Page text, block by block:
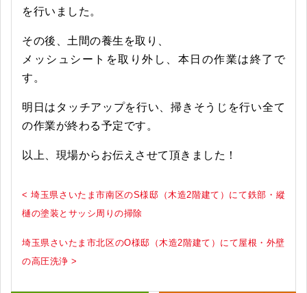
を行いました。
その後、土間の養生を取り、
メッシュシートを取り外し、本日の作業は終了で
す。
明日はタッチアップを行い、掃きそうじを行い全て
の作業が終わる予定です。
以上、現場からお伝えさせて頂きました！
< 埼玉県さいたま市南区のS様邸（木造2階建て）にて鉄部・縱
樋の塗装とサッシ周りの掃除
埼玉県さいたま市北区のO様邸（木造2階建て）にて屋根・外壁
の高圧洗浄 >